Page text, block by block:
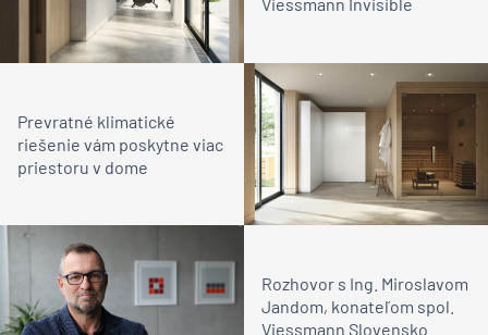
Viessmann Invisible
Prevratné klimatické
riešenie vám poskytne viac
priestoru v dome
Rozhovor s Ing. Miroslavom
Jandom, konateľom spol.
Viessmann Slovensko